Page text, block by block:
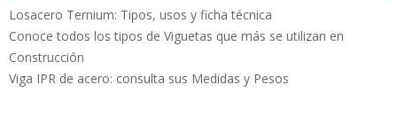
Losacero Ternium: Tipos, usos y ficha técnica
Conoce todos los tipos de Viguetas que más se utilizan en
Construcción
Viga IPR de acero: consulta sus Medidas y Pesos